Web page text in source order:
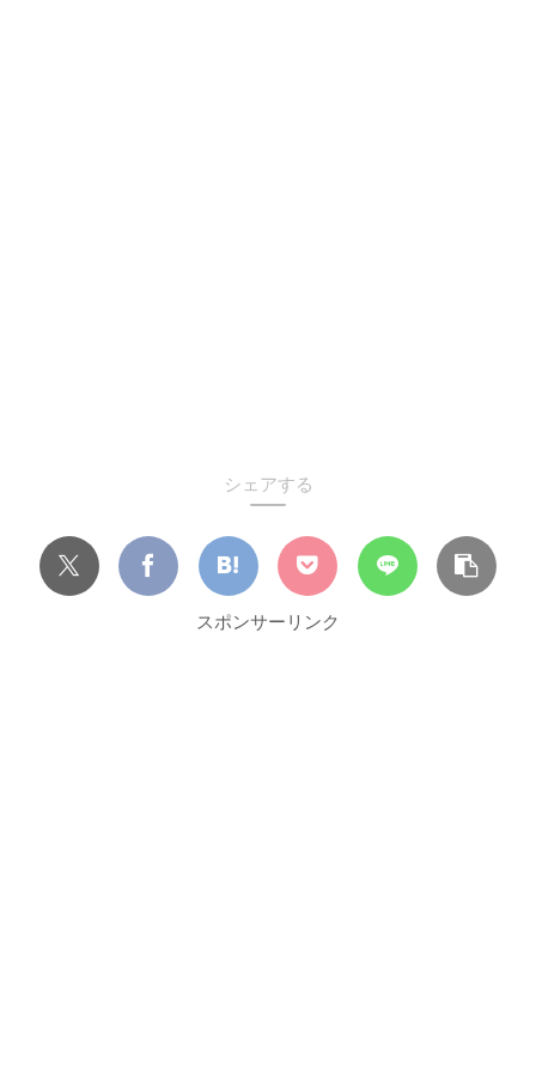
シェアする
スポンサーリンク